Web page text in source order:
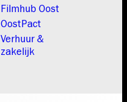
Filmhub Oost
OostPact
Verhuur &
zakelijk